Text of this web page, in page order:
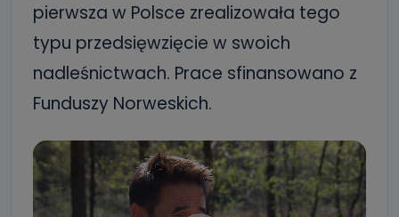
pierwsza w Polsce zrealizowała tego
typu przedsięwzięcie w swoich
nadleśnictwach. Prace sfinansowano z
Funduszy Norweskich.